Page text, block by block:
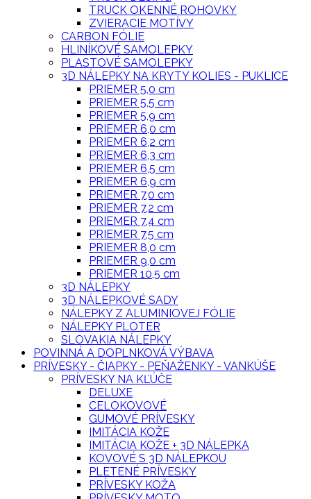
TRUCK OKENNÉ ROHOVKY
ZVIERACIE MOTÍVY
CARBON FÓLIE
HLINÍKOVÉ SAMOLEPKY
PLASTOVÉ SAMOLEPKY
3D NÁLEPKY NA KRYTY KOLIES - PUKLICE
PRIEMER 5,0 cm
PRIEMER 5,5 cm
PRIEMER 5,9 cm
PRIEMER 6,0 cm
PRIEMER 6,2 cm
PRIEMER 6,3 cm
PRIEMER 6,5 cm
PRIEMER 6,9 cm
PRIEMER 7,0 cm
PRIEMER 7,2 cm
PRIEMER 7,4 cm
PRIEMER 7,5 cm
PRIEMER 8,0 cm
PRIEMER 9,0 cm
PRIEMER 10,5 cm
3D NÁLEPKY
3D NÁLEPKOVÉ SADY
NÁLEPKY Z ALUMINIOVEJ FÓLIE
NÁLEPKY PLOTER
SLOVAKIA NÁLEPKY
POVINNÁ A DOPLNKOVÁ VÝBAVA
PRÍVESKY - ČIAPKY - PEŇAŽENKY - VANKÚŠE
PRÍVESKY NA KĽÚČE
DELUXE
CELOKOVOVÉ
GUMOVÉ PRÍVESKY
IMITÁCIA KOŽE
IMITÁCIA KOŽE + 3D NÁLEPKA
KOVOVÉ S 3D NÁLEPKOU
PLETENÉ PRÍVESKY
PRÍVESKY KOŽA